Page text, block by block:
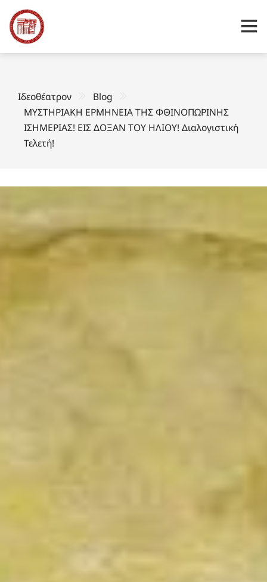
Ιδεοθέατρον
Blog
ΜΥΣΤΗΡΙΑΚΗ ΕΡΜΗΝΕΙΑ ΤΗΣ ΦΘΙΝΟΠΩΡΙΝΗΣ
ΙΣΗΜΕΡΙΑΣ! ΕΙΣ ΔΟΞΑΝ ΤΟΥ ΗΛΙΟΥ! Διαλογιστική
Τελετή!